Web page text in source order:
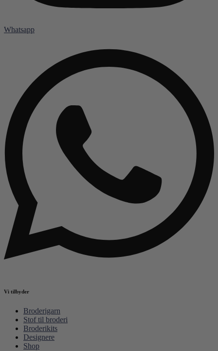
Whatsapp
Vi tilbyder
Broderigarn
Stof til broderi
Broderikits
Designere
Shop